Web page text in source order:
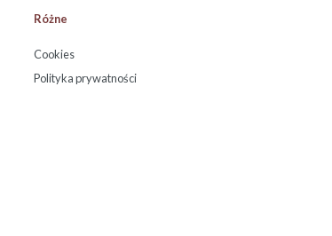
Różne
Cookies
Polityka prywatności